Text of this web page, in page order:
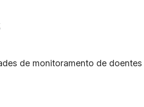
de monitoramento de